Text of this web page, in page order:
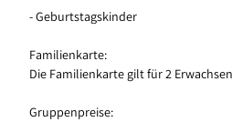
- Geburtstagskinder
Familienkarte:
Die Familienkarte gilt für 2
Gruppenpreise: